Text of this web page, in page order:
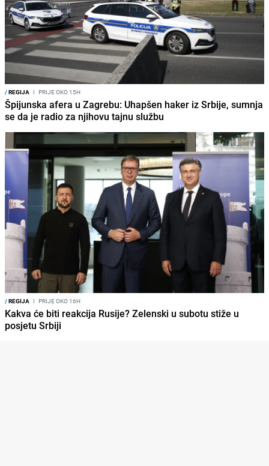
/REGIJA I PRIJE OKO 15H
Špijunska afera u Zagrebu: Uhapšen haker iz Srbije, sumnja
se da je radio za njihovu tajnu službu
/REGIJA I PRIJE OKO 16H
Kakva će biti reakcija Rusije? Zelenski u subotu stiže u
posjetu Srbiji